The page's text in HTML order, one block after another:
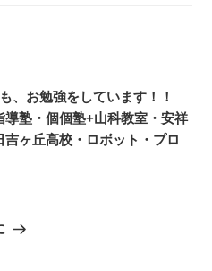
、お勉強をしています！！
導塾・個個塾+山科教室・安祥
ヶ丘高校・ロボット・プロ